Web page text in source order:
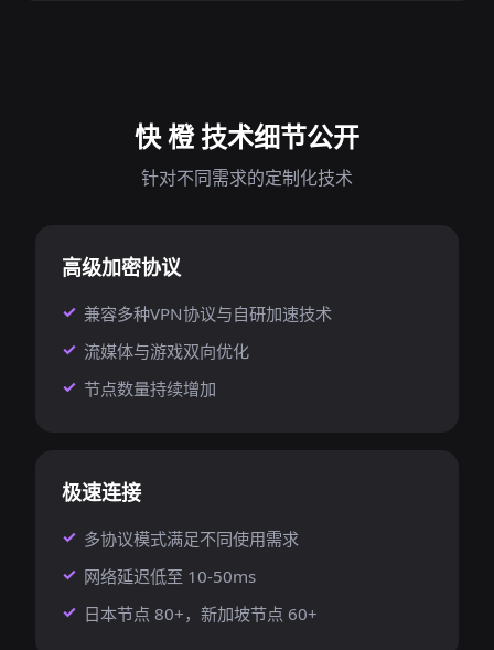
快 橙 技术细节公开
针对不同需求的定制化技术
高级加密协议
兼容多种VPN协议与自研加速技术
流媒体与游戏双向优化
节点数量持续增加
极速连接
多协议模式满足不同使用需求
网络延迟低至 10-50ms
日本节点 80+，新加坡节点 60+